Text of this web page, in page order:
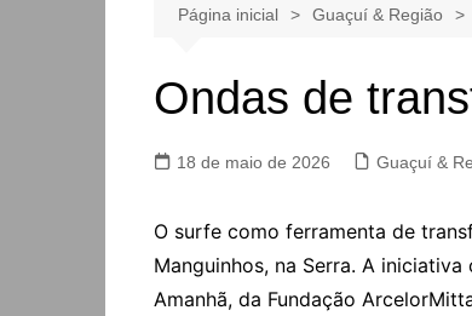
Página inicial Guaçuí & Região
Ondas de
18 de maio de 2026 Guaçuí &
O surfe como ferramenta de
Manguinhos, na Serra. A
Amanhã, da Fundação